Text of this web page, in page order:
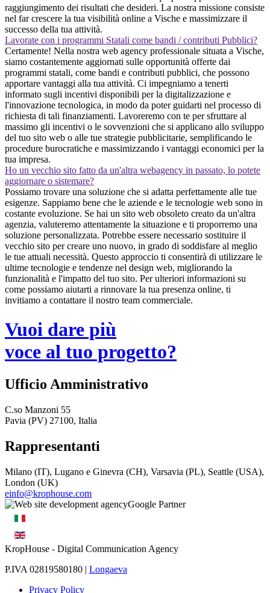
raggiungimento dei risultati che desideri. La nostra missione consiste
nel far crescere la tua visibilità online a Vische e massimizzare il
successo della tua attività.
Lavorate con i programmi Statali come bandi / contributi Pubblici?
Certamente! Nella nostra web agency professionale situata a Vische,
siamo costantemente aggiornati sulle opportunità offerte dai
programmi statali, come bandi e contributi pubblici, che possono
apportare vantaggi alla tua attività. Ci impegniamo a tenerti
informato sugli incentivi disponibili per la digitalizzazione e
l'innovazione tecnologica, in modo da poter guidarti nel processo di
richiesta di tali finanziamenti. Lavoreremo con te per sfruttare al
massimo gli incentivi o le sovvenzioni che si applicano allo sviluppo
del tuo sito web o alle tue strategie pubblicitarie, semplificando le
procedure burocratiche e massimizzando i vantaggi economici per la
tua impresa.
Ho un vecchio sito fatto da un'altra webagency in passato, lo potete
aggiornare o sistemare?
Possiamo trovare una soluzione che si adatta perfettamente alle tue
esigenze. Sappiamo bene che le aziende e le tecnologie web sono in
costante evoluzione. Se hai un sito web obsoleto creato da un'altra
agenzia, valuteremo attentamente la situazione e ti proporremo una
soluzione personalizzata. Potrebbe essere necessario sostituire il
vecchio sito per creare uno nuovo, in grado di soddisfare al meglio
le tue attuali necessità. Questo approccio ti consentirà di utilizzare le
ultime tecnologie e tendenze nel design web, migliorando la
funzionalità e l'impatto del tuo sito. Per ulteriori informazioni su
come possiamo aiutarti a rinnovare la tua presenza online, ti
invitiamo a contattare il nostro team commerciale.
Vuoi dare più
voce al tuo progetto?
Ufficio Amministrativo
C.so Manzoni 55
Pavia (PV) 27100, Italia
Rappresentanti
Milano (IT), Lugano e Ginevra (CH), Varsavia (PL), Seattle (USA),
London (UK)
einfo@krophouse.com
KropHouse - Digital Communication Agency
P.IVA 02819580180 | Longaeva
Privacy Policy